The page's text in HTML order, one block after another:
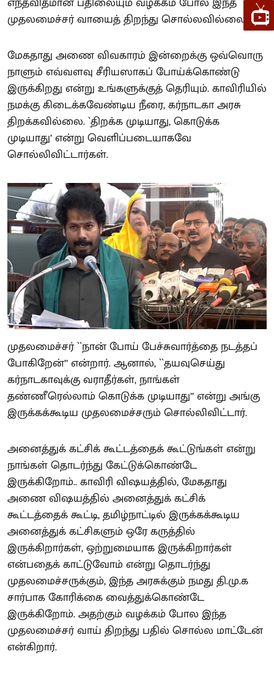
முதலமைச்சர் வாயைத் திறந்து சொல்லவில்லை.
மேகதாது அணை விவகாரம் இன்றைக்கு ஒவ்வொரு
நாளும் எவ்வளவு சீரியஸாகப் போய்க்கொண்டு
இருக்கிறது என்று உங்களுக்குத் தெரியும். காவிரியில்
நமக்கு கிடைக்கவேண்டிய நீரை, கர்நாடகா அரசு
திறக்கவில்லை. `திறக்க முடியாது, கொடுக்க
முடியாது’ என்று வெளிப்படையாகவே
சொல்லிவிட்டார்கள்.
முதலமைச்சர் ``நான் போய் பேச்சுவார்த்தை நடத்தப்
போகிறேன்’’ என்றார். ஆனால், ``தயவுசெய்து
கர்நாடகாவுக்கு வராதீர்கள், நாங்கள்
தண்ணீரெல்லாம் கொடுக்க முடியாது’’ என்று அங்கு
இருக்கக்கூடிய முதலமைச்சரும் சொல்லிவிட்டார்.
அனைத்துக் கட்சிக் கூட்டத்தைக் கூட்டுங்கள் என்று
நாங்கள் தொடர்ந்து கேட்டுக்கொண்டே
இருக்கிறோம்.. காவிரி விஷயத்தில், மேகதாது
அணை விஷயத்தில் அனைத்துக் கட்சிக்
கூட்டத்தைக் கூட்டி, தமிழ்நாட்டில் இருக்கக்கூடிய
அனைத்துக் கட்சிகளும் ஒரே கருத்தில்
இருக்கிறார்கள், ஒற்றுமையாக இருக்கிறார்கள்
என்பதைக் காட்டுவோம் என்று தொடர்ந்து
முதலமைச்சருக்கும், இந்த அரசுக்கும் நமது தி.மு.க
சார்பாக கோரிக்கை வைத்துக்கொண்டே
இருக்கிறோம். அதற்கும் வழக்கம் போல இந்த
முதலமைச்சர் வாய் திறந்து பதில் சொல்ல மாட்டேன்
என்கிறார்.